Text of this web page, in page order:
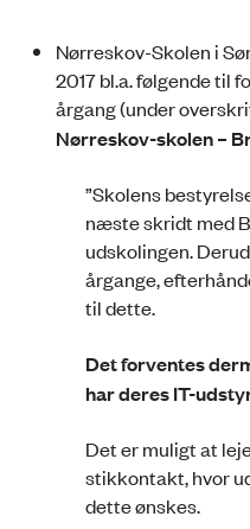
Nørreskov-Skolen i
2017 bl.a. følgende til
årgang (under
Nørreskov-skolen –
”Skolens
næste skridt med
udskolingen.
årgange,
til dette.
Det forventes
har deres IT-
Det er muligt at
stikkontakt, hvor
dette ønskes.